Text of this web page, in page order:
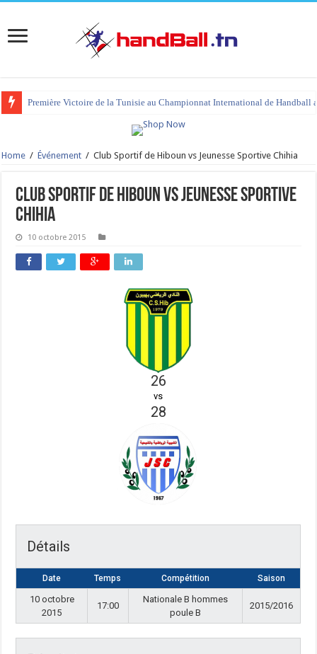
Première Victoire de la Tunisie au Championnat International de Handball
Home / Événement / Club Sportif de Hiboun vs Jeunesse Sportive Chihia
Club Sportif de Hiboun vs Jeunesse Sportive
Chihia
10 octobre 2015
26
vs
28
Détails
Date Temps Compétition Saison
10 octobre
2015
17:00
Nationale B hommes
poule B
2015/2016